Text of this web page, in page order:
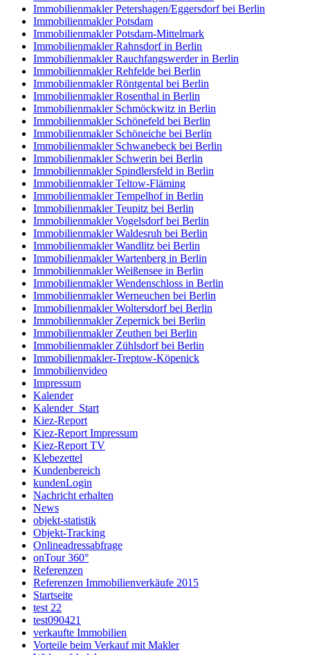
Immobilienmakler Petershagen/Eggersdorf bei Berlin
Immobilienmakler Potsdam
Immobilienmakler Potsdam-Mittelmark
Immobilienmakler Rahnsdorf in Berlin
Immobilienmakler Rauchfangswerder in Berlin
Immobilienmakler Rehfelde bei Berlin
Immobilienmakler Röntgental bei Berlin
Immobilienmakler Rosenthal in Berlin
Immobilienmakler Schmöckwitz in Berlin
Immobilienmakler Schönefeld bei Berlin
Immobilienmakler Schöneiche bei Berlin
Immobilienmakler Schwanebeck bei Berlin
Immobilienmakler Schwerin bei Berlin
Immobilienmakler Spindlersfeld in Berlin
Immobilienmakler Teltow-Fläming
Immobilienmakler Tempelhof in Berlin
Immobilienmakler Teupitz bei Berlin
Immobilienmakler Vogelsdorf bei Berlin
Immobilienmakler Waldesruh bei Berlin
Immobilienmakler Wandlitz bei Berlin
Immobilienmakler Wartenberg in Berlin
Immobilienmakler Weißensee in Berlin
Immobilienmakler Wendenschloss in Berlin
Immobilienmakler Werneuchen bei Berlin
Immobilienmakler Woltersdorf bei Berlin
Immobilienmakler Zepernick bei Berlin
Immobilienmakler Zeuthen bei Berlin
Immobilienmakler Zühlsdorf bei Berlin
Immobilienmakler-Treptow-Köpenick
Immobilienvideo
Impressum
Kalender
Kalender_Start
Kiez-Report
Kiez-Report Impressum
Kiez-Report TV
Klebezettel
Kundenbereich
kundenLogin
Nachricht erhalten
News
objekt-statistik
Objekt-Tracking
Onlineadressabfrage
onTour 360°
Referenzen
Referenzen Immobilienverkäufe 2015
Startseite
test 22
test090421
verkaufte Immobilien
Vorteile beim Verkauf mit Makler